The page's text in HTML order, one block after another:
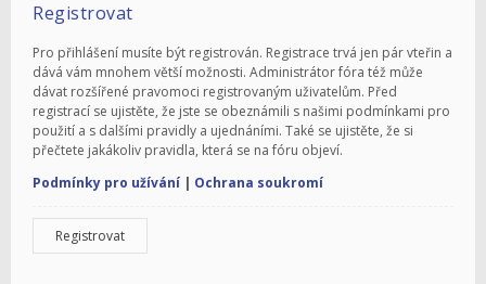
Registrovat
Pro přihlášení musíte být registrován. Registrace trvá jen pár vteřin a
dává vám mnohem větší možnosti. Administrátor fóra též může
dávat rozšířené pravomoci registrovaným uživatelům. Před
registrací se ujistěte, že jste se obeznámili s našimi podmínkami pro
použití a s dalšími pravidly a ujednáními. Také se ujistěte, že si
přečtete jakákoliv pravidla, která se na fóru objeví.
Podmínky pro užívání | Ochrana soukromí
Registrovat